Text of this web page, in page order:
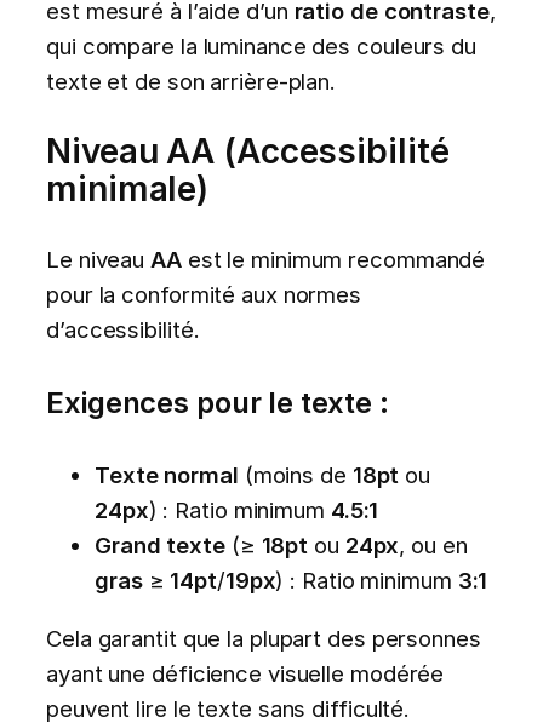
est mesuré à l’aide d’un ratio de contraste,
qui compare la luminance des couleurs du
texte et de son arrière-plan.
Niveau AA (Accessibilité
minimale)
Le niveau AAest le minimum recommandé
pour la conformité aux normes
d’accessibilité.
Exigences pour le texte :
Texte normal (moins de 18pt ou
24px) : Ratio minimum 4.5:1
Grand texte(≥ 18pt ou 24px, ou en
gras≥ 14pt/19px) : Ratio minimum 3:1
Cela garantit que la plupart des personnes
ayant une déficience visuelle modérée
peuvent lire le texte sans difficulté.